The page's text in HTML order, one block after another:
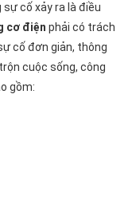
cố xảy ra là điều
cơ điện phải có trách
cố đơn giản, thông
cuộc sống, công
gồm: